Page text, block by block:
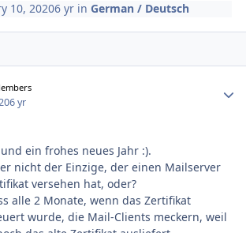
10, 20206 yr inGerman / Deutsch
6 yr
ein frohes neues Jahr :).
nicht der Einzige, der einen Mailserver
versehen hat, oder?
alle 2 Monate, wenn das Zertifikat
wurde, die Mail-Clients meckern, weil